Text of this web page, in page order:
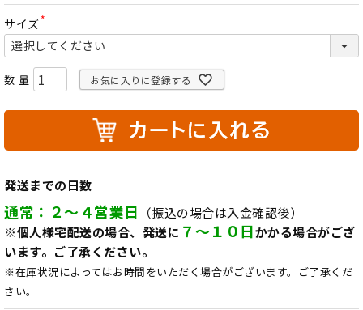
サイズ
(
必
須
)
お気に入りに登録する
発送までの日数
通常：２～４営業日
（振込の場合は入金確認後）
※個人様宅配送の場合、発送に ７～１０日かかる場合がござ
います。ご了承ください。
※在庫状況によってはお時間をいただく場合がございます。ご了承くだ
さい。